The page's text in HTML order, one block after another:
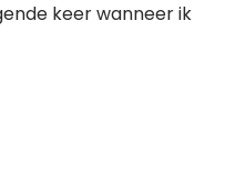
keer wanneer ik